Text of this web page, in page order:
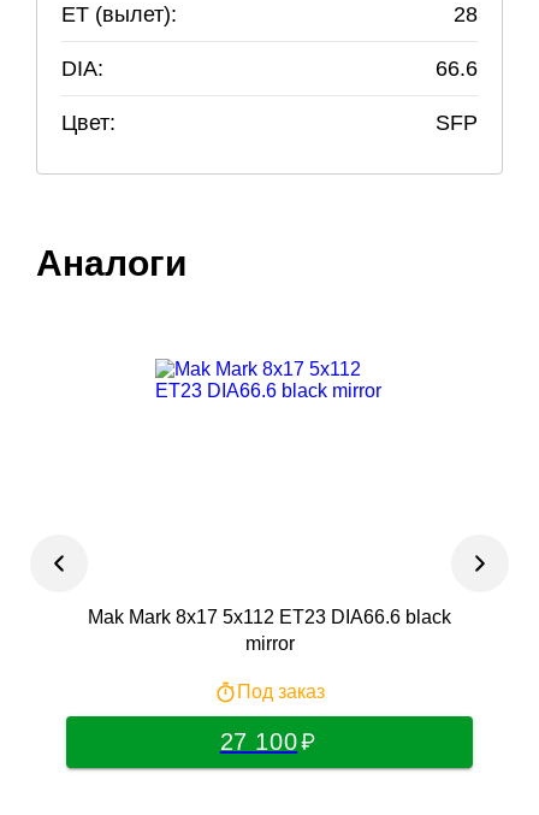
ET (вылет): 28
DIA: 66.6
Цвет: SFP
Аналоги
Mak Mark 8x17 5x112 ET23 DIA66.6 black
mirror
Под заказ
27 100